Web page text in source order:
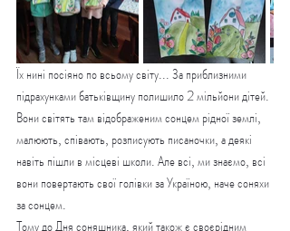
Їх нині посіяно по всьому світу... За приблизними
підрахунками батьківщину полишило 2 мільйони дітей.
Вони світять там відображеним сонцем рідної землі,
малюють, співають, розписують писаночки, а деякі
навіть пішли в місцеві школи. Але всі, ми знаємо, всі
вони повертають свої голівки за Україною, наче соняхи
за сонцем.
Тому до Дня соняшника, який також є своєрідним